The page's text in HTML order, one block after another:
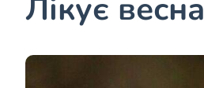
Лікує весна